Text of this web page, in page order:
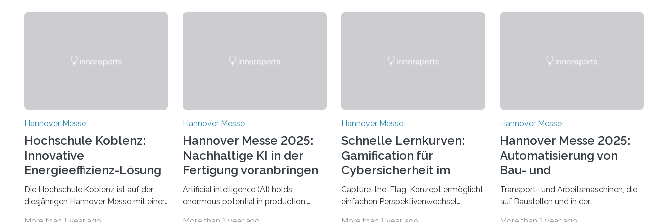
Hannover Messe
Hochschule Koblenz:
Innovative
Energieeffizienz-Lösung
2025
Die Hochschule Koblenz ist auf der
diesjährigen Hannover Messe mit einer
Hannover Messe
Hannover Messe 2025:
Nachhaltige KI in der
Fertigung voranbringen
Artificial intelligence (AI) holds
enormous potential in production.
Hannover Messe
Schnelle Lernkurven:
Gamification für
Cybersicherheit im
Energiesektor
Capture-the-Flag-Konzept ermöglicht
einfachen Perspektivenwechsel
Hannover Messe
Hannover Messe 2025:
Automatisierung von
Bau- und
Agrarmaschinen
Transport- und Arbeitsmaschinen, die
auf Baustellen und in der